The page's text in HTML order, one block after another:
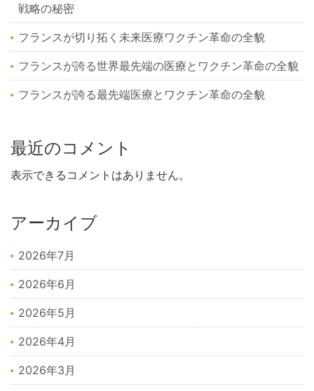
戦略の秘密
フランスが切り拓く未来医療ワクチン革命の全貌
フランスが誇る世界最先端の医療とワクチン革命の全貌
フランスが誇る最先端医療とワクチン革命の全貌
最近のコメント
表示できるコメントはありません。
アーカイブ
2026年7月
2026年6月
2026年5月
2026年4月
2026年3月